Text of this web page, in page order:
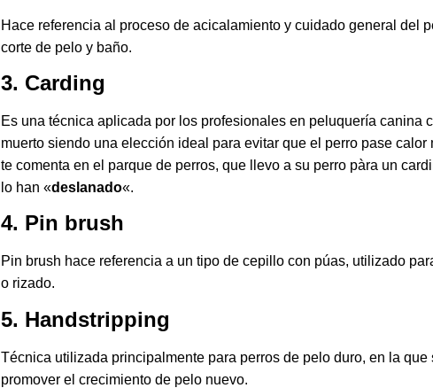
Hace referencia al proceso de acicalamiento y cuidado general del
corte de pelo y baño.
3. Carding
Es una técnica aplicada por los profesionales en peluquería canina
muerto siendo una elección ideal para evitar que el perro pase
te comenta en el parque de perros, que llevo a su perro pàra un
lo han «deslanado«.
4. Pin brush
Pin brush hace referencia a un tipo de cepillo con púas, utilizado
o rizado.
5. Handstripping
Técnica utilizada principalmente para perros de pelo duro, en la
promover el crecimiento de pelo nuevo​.